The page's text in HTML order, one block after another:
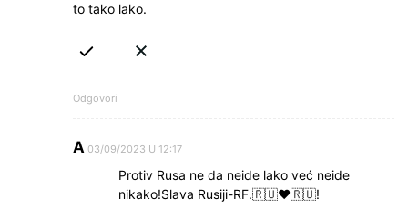
to tako lako.
Odgovori
A 03/09/2023 U 12:17
Protiv Rusa ne da neide lako već neide
nikako!Slava Rusiji-RF.🇷🇺❤🇷🇺!